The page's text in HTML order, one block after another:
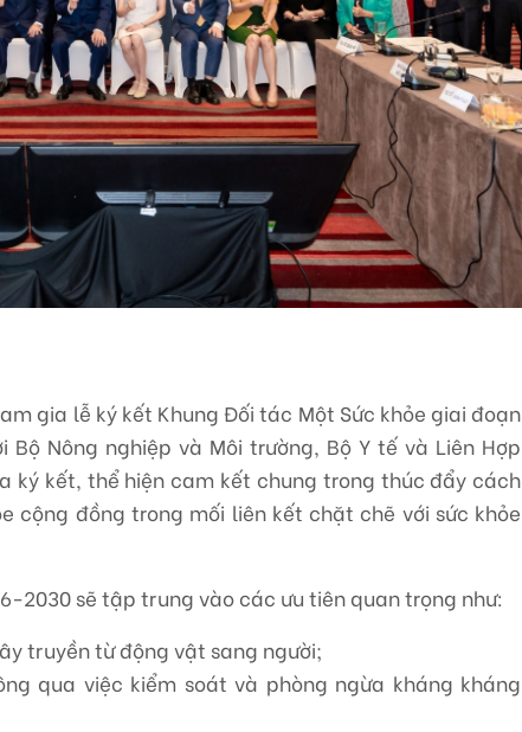
gia lễ ký kết Khung Đối tác Một Sức khỏe giai đoạn
Nông nghiệp và Môi trường, Bộ Y tế và Liên Hợp
ký kết, thể hiện cam kết chung trong thúc đẩy cách
cộng đồng trong mối liên kết chặt chẽ với sức khỏe
2030 sẽ tập trung vào các ưu tiên quan trọng như:
truyền từ động vật sang người;
qua việc kiểm soát và phòng ngừa kháng kháng